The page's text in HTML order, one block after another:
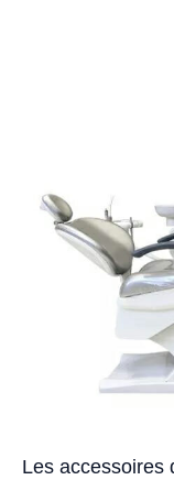
Les accessoires